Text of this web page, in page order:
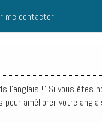
me contacter
l'anglais !" Si vous êtes
pour améliorer votre